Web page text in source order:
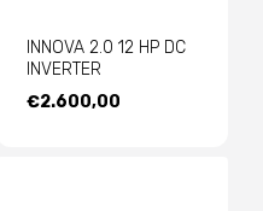
INNOVA 2.0 12 HP DC
INVERTER
€2.600,00